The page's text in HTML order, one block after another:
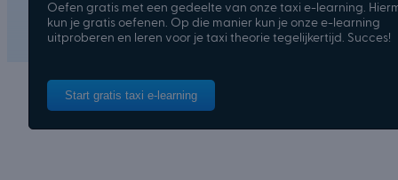
Oefen gratis met een gedeelte van onze taxi e-learning.
kun je gratis oefenen. Op die manier kun je onze e-learning
uitproberen en leren voor je taxi theorie tegelijkertijd. Succes!
Start gratis taxi e-learning